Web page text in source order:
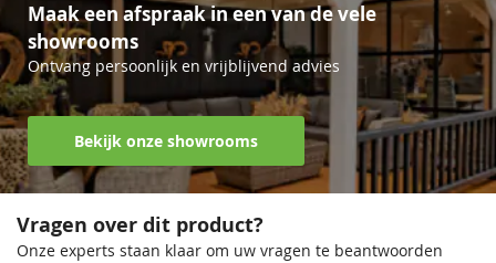
Maak een afspraak in een van de vele
showrooms
Ontvang persoonlijk en vrijblijvend advies
Bekijk onze showrooms
Vragen over dit product?
Onze experts staan klaar om uw vragen te beantwoorden